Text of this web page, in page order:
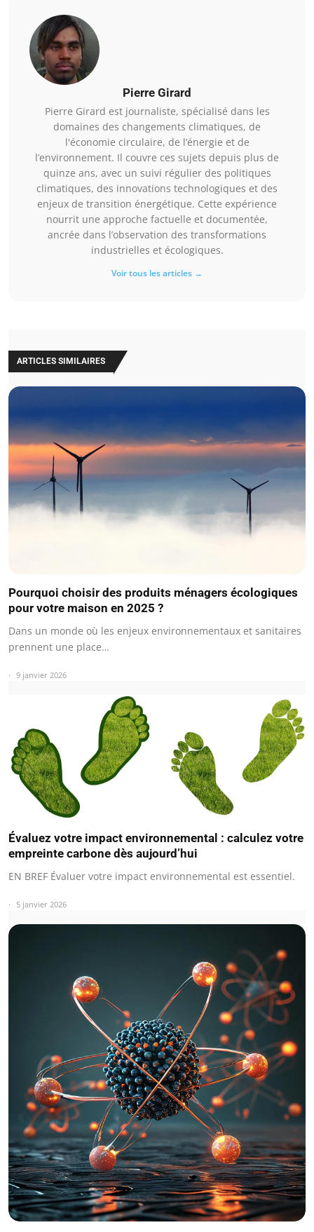
Pierre Girard
Pierre Girard est journaliste, spécialisé dans les
domaines des changements climatiques, de
l'économie circulaire, de l’énergie et de
l’environnement. Il couvre ces sujets depuis plus de
quinze ans, avec un suivi régulier des politiques
climatiques, des innovations technologiques et des
enjeux de transition énergétique. Cette expérience
nourrit une approche factuelle et documentée,
ancrée dans l’observation des transformations
industrielles et écologiques.
Voir tous les articles →
ARTICLES SIMILAIRES
Pourquoi choisir des produits ménagers écologiques
pour votre maison en 2025 ?
Dans un monde où les enjeux environnementaux et sanitaires
prennent une place…
9 janvier 2026
Évaluez votre impact environnemental : calculez votre
empreinte carbone dès aujourd’hui
EN BREF Évaluer votre impact environnemental est essentiel.
5 janvier 2026